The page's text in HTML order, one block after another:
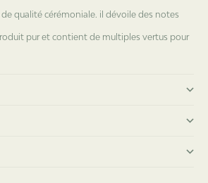
qualité cérémoniale. il dévoile des notes
pur et contient de multiples vertus pour